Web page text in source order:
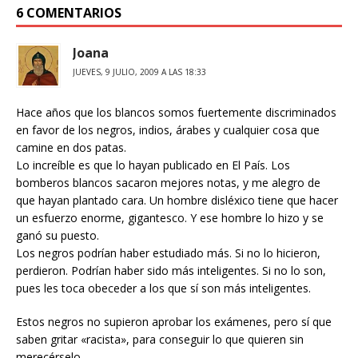
6 COMENTARIOS
Joana
JUEVES, 9 JULIO, 2009 A LAS 18:33
Hace años que los blancos somos fuertemente discriminados
en favor de los negros, indios, árabes y cualquier cosa que
camine en dos patas.
Lo increíble es que lo hayan publicado en El País. Los
bomberos blancos sacaron mejores notas, y me alegro de
que hayan plantado cara. Un hombre disléxico tiene que hacer
un esfuerzo enorme, gigantesco. Y ese hombre lo hizo y se
ganó su puesto.
Los negros podrían haber estudiado más. Si no lo hicieron,
perdieron. Podrían haber sido más inteligentes. Si no lo son,
pues les toca obeceder a los que sí son más inteligentes.
Estos negros no supieron aprobar los exámenes, pero sí que
saben gritar «racista», para conseguir lo que quieren sin